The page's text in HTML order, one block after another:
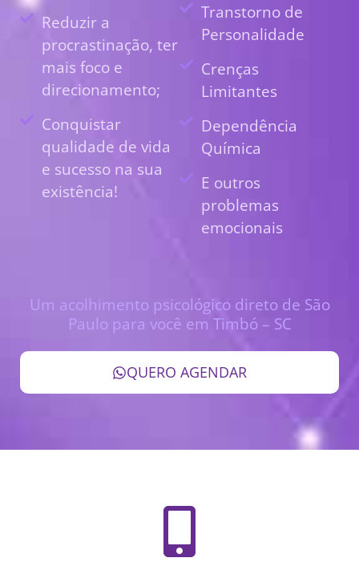
Reduzir a
procrastinação, ter
mais foco e
direcionamento;
Conquistar
qualidade de vida
e sucesso na sua
existência!
Transtorno de
Personalidade
Crenças
Limitantes
Dependência
Química
E outros
problemas
emocionais
Um acolhimento psicológico direto de São
Paulo para você em Timbó – SC
QUERO AGENDAR